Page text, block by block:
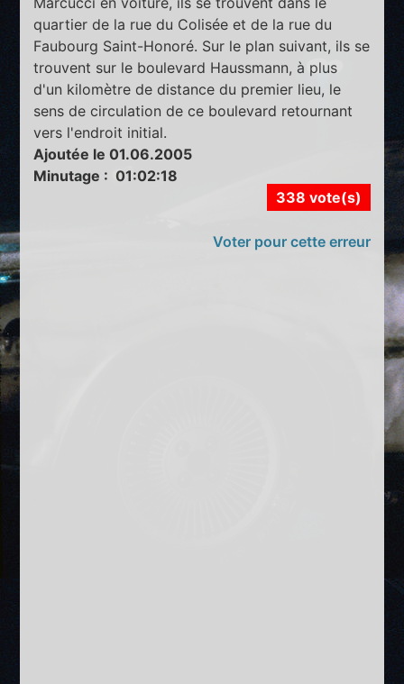
quartier de la rue du Colisée et de la rue du
Faubourg Saint-Honoré. Sur le plan suivant, ils se
trouvent sur le boulevard Haussmann, à plus
d'un kilomètre de distance du premier lieu, le
sens de circulation de ce boulevard retournant
vers l'endroit initial.
Ajoutée le 01.06.2005
Minutage : 01:02:18
338 vote(s)
Voter pour cette erreur